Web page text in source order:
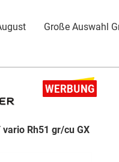
Große Auswahl
Rh51 gr/cu GX